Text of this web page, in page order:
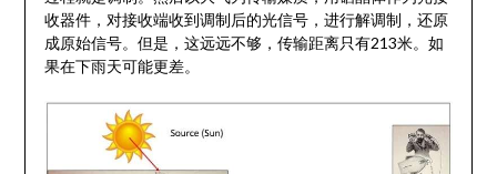
收器件，对接收端收到调制后的光信号，进行解调制，还原
成原始信号。但是，这远远不够，传输距离只有213米。如
果在下雨天可能更差。